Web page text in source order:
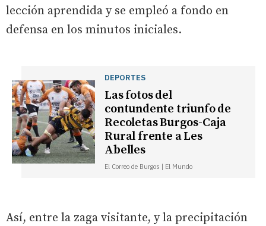
lección aprendida y se empleó a fondo en
defensa en los minutos iniciales.
DEPORTES
Las fotos del
contundente triunfo de
Recoletas Burgos-Caja
Rural frente a Les
Abelles
El Correo de Burgos | El Mundo
Así, entre la zaga visitante, y la precipitación